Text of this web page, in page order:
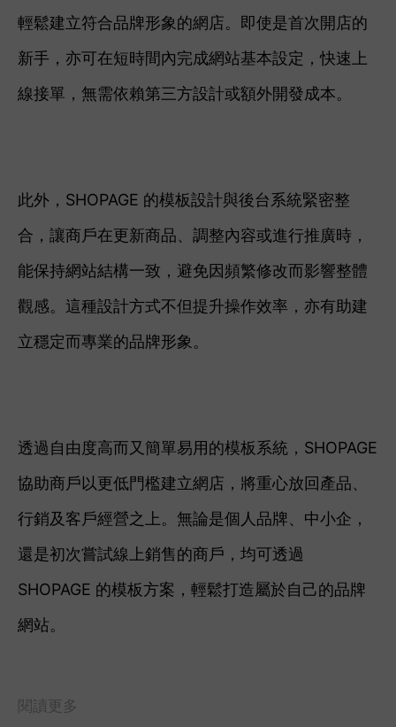
輕鬆建立符合品牌形象的網店。即使是首次開店的
新手，亦可在短時間內完成網站基本設定，快速上
線接單，無需依賴第三方設計或額外開發成本。
此外，SHOPAGE 的模板設計與後台系統緊密整
合，讓商戶在更新商品、調整內容或進行推廣時，
能保持網站結構一致，避免因頻繁修改而影響整體
觀感。這種設計方式不但提升操作效率，亦有助建
立穩定而專業的品牌形象。
透過自由度高而又簡單易用的模板系統，SHOPAGE
協助商戶以更低門檻建立網店，將重心放回產品、
行銷及客戶經營之上。無論是個人品牌、中小企，
還是初次嘗試線上銷售的商戶，均可透過
SHOPAGE 的模板方案，輕鬆打造屬於自己的品牌
網站。
閱讀更多